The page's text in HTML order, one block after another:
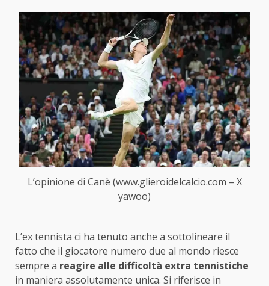
L’opinione di Canè (www.glieroidelcalcio.com – X
yawoo)
L’ex tennista ci ha tenuto anche a sottolineare il
fatto che il giocatore numero due al mondo riesce
sempre a reagire alle difficoltà extra tennistiche
in maniera assolutamente unica. Si riferisce in